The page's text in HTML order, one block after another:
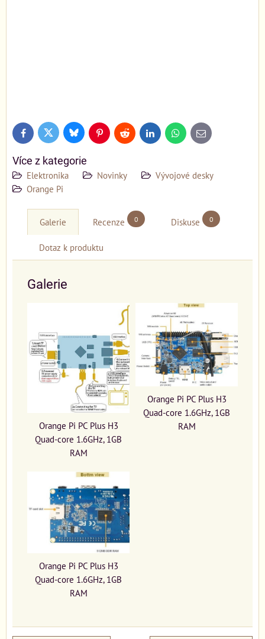
FacebookTwitter BlueskyPinterestReddit LinkedInWhatsApp
E-
mail
Více z kategorie
Elektronika Novinky
Vývojové desky
Orange Pi
Galerie Recenze 0 Diskuse 0
Dotaz k produktu
Galerie
Orange Pi PC Plus H3
Quad-core 1.6GHz, 1GB
RAM
Orange Pi PC Plus H3
Quad-core 1.6GHz, 1GB
RAM
Orange Pi PC Plus H3
Quad-core 1.6GHz, 1GB
RAM